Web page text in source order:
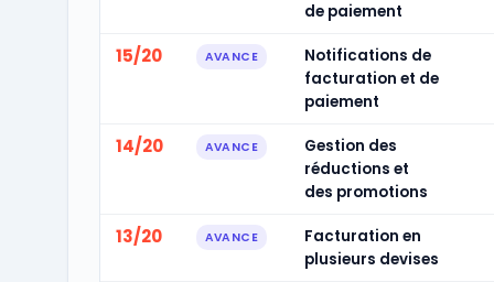
de paiement
15/20 AVANCE
Notifications de
facturation et de
paiement
14/20 AVANCE
Gestion des
réductions et
des promotions
13/20 AVANCE
Facturation en
plusieurs devises